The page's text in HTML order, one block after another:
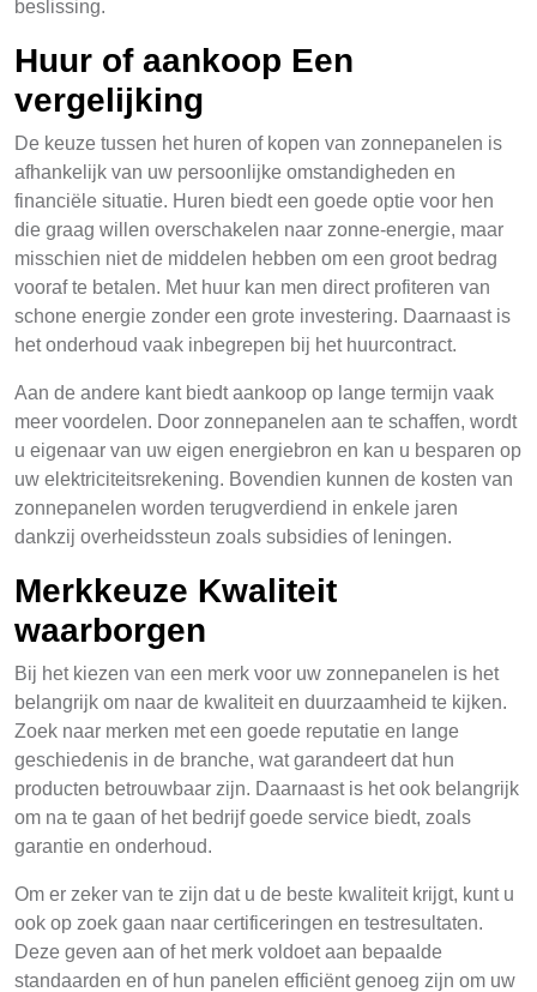
beslissing.
Huur of aankoop Een
vergelijking
De keuze tussen het huren of kopen van zonnepanelen is
afhankelijk van uw persoonlijke omstandigheden en
financiële situatie. Huren biedt een goede optie voor hen
die graag willen overschakelen naar zonne-energie, maar
misschien niet de middelen hebben om een groot bedrag
vooraf te betalen. Met huur kan men direct profiteren van
schone energie zonder een grote investering. Daarnaast is
het onderhoud vaak inbegrepen bij het huurcontract.
Aan de andere kant biedt aankoop op lange termijn vaak
meer voordelen. Door zonnepanelen aan te schaffen, wordt
u eigenaar van uw eigen energiebron en kan u besparen op
uw elektriciteitsrekening. Bovendien kunnen de kosten van
zonnepanelen worden terugverdiend in enkele jaren
dankzij overheidssteun zoals subsidies of leningen.
Merkkeuze Kwaliteit
waarborgen
Bij het kiezen van een merk voor uw zonnepanelen is het
belangrijk om naar de kwaliteit en duurzaamheid te kijken.
Zoek naar merken met een goede reputatie en lange
geschiedenis in de branche, wat garandeert dat hun
producten betrouwbaar zijn. Daarnaast is het ook belangrijk
om na te gaan of het bedrijf goede service biedt, zoals
garantie en onderhoud.
Om er zeker van te zijn dat u de beste kwaliteit krijgt, kunt u
ook op zoek gaan naar certificeringen en testresultaten.
Deze geven aan of het merk voldoet aan bepaalde
standaarden en of hun panelen efficiënt genoeg zijn om uw